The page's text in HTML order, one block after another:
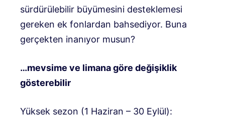
sürdürülebilir büyümesini desteklemesi
gereken ek fonlardan bahsediyor. Buna
gerçekten inanıyor musun?
…mevsime ve limana göre değişiklik
gösterebilir
Yüksek sezon (1 Haziran – 30 Eylül):